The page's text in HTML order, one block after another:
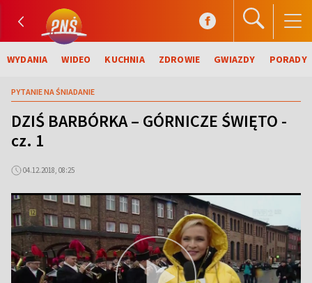
WYDANIA WIDEO KUCHNIA ZDROWIE GWIAZDY PORADY
PYTANIE NA ŚNIADANIE
DZIŚ BARBÓRKA – GÓRNICZE ŚWIĘTO -
cz. 1
04.12.2018, 08:25